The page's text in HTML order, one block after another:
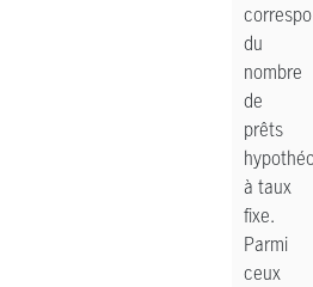
du
nombre
de
prêts
à taux
fixe.
Parmi
ceux